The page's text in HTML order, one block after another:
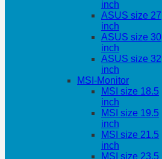
inch
ASUS size 27
inch
ASUS size 30
inch
ASUS size 32
inch
MSI-Monitor
MSI size 18.5
inch
MSI size 19.5
inch
MSI size 21.5
inch
MSI size 23.5